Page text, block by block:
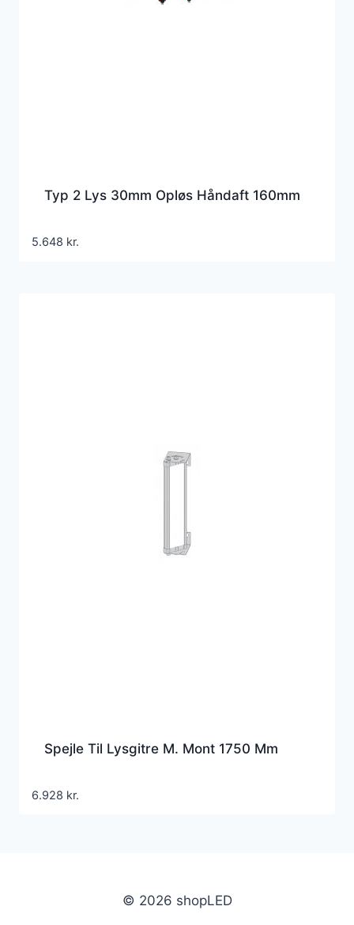
Typ 2 Lys 30mm Opløs Håndaft 160mm
5.648 kr.
Spejle Til Lysgitre M. Mont 1750 Mm
6.928 kr.
© 2026 shopLED